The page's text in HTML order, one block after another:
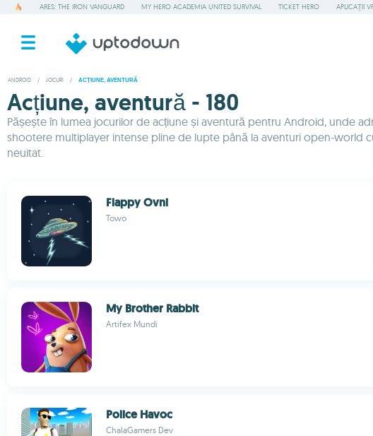
ARES: THE IRON VANGUARD MY HERO ACADEMIA UNITED SURVIVAL TICKET HERO APLICAȚII
ANDROID / JOCURI / ACȚIUNE, AVENTURĂ
Acțiune, aventură - 180
Pășește în lumea jocurilor de acțiune și aventură pentru Android, unde
shootere multiplayer intense pline de lupte până la aventuri open-world
neuitat.
Flappy Ovni
Towo
My Brother Rabbit
Artifex Mundi
Police Havoc
ChalaGamers Dev